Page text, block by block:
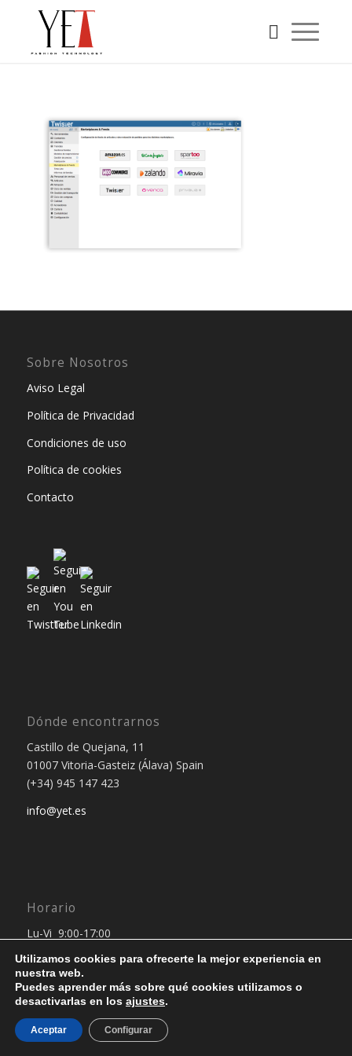
Sobre Nosotros
Aviso Legal
Política de Privacidad
Condiciones de uso
Política de cookies
Contacto
Dónde encontrarnos
Castillo de Quejana, 11
01007 Vitoria-Gasteiz (Álava) Spain
(+34) 945 147 423
info@yet.es
Horario
Lu-Vi 9:00-17:00
© Copyright 2024 - Yet Outsourcing Project
Utilizamos cookies para ofrecerte la mejor experiencia en
nuestra web.
Puedes aprender más sobre qué cookies utilizamos o
desactivarlas en los ajustes.
Aceptar Configurar